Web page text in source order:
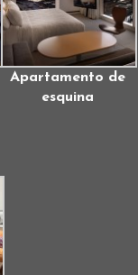
Apartamento de
esquina